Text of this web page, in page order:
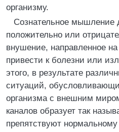
организму.
Сознательное мышление
положительно или
внушение, направленное
привести к болезни или
этого, в результате
ситуаций,
организма с внешним
каналов образует так
препятствуют